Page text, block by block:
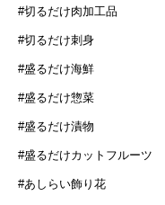
#切るだけ肉加工品
#切るだけ刺身
#盛るだけ海鮮
#盛るだけ惣菜
#盛るだけ漬物
#盛るだけカットフルーツ
#あしらい飾り花